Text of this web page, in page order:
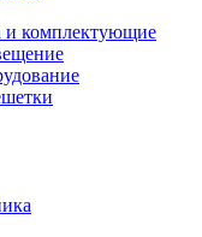
и комплектующие